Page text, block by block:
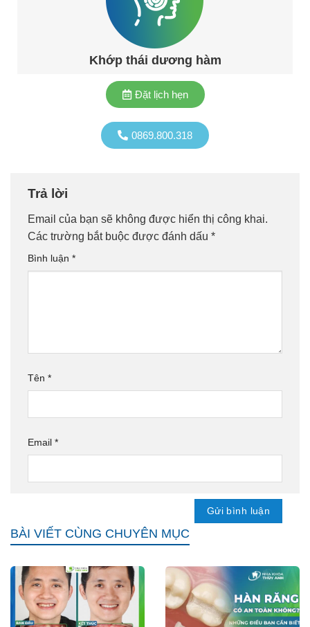
Khớp thái dương hàm
0869.800.318
Đặt lịch hẹn
Trả lời
Email của bạn sẽ không được hiển thị công khai.
Các trường bắt buộc được đánh dấu *
Bình luận *
Tên *
Email *
BÀI VIẾT CÙNG CHUYÊN MỤC